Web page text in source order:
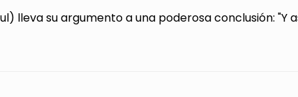
lleva su argumento a una poderosa conclusión: "Y